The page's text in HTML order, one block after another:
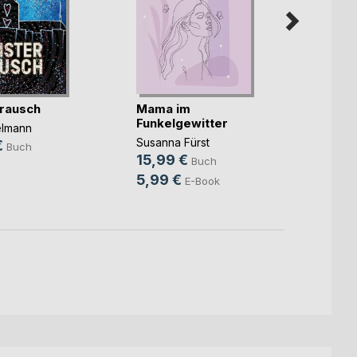
Buch
Mama im
Funkelgewitter
Susanna Fürst
15,99 € Buch
5,99 € E-Book